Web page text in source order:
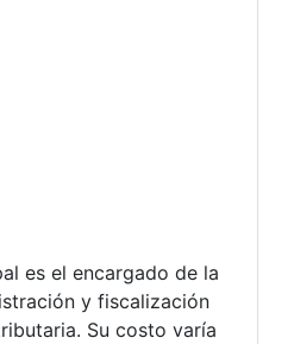
es el encargado de la
y fiscalización
Su costo varía